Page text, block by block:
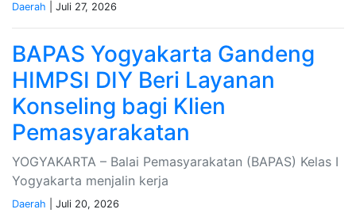
Daerah | Juli 27, 2026
BAPAS Yogyakarta Gandeng
HIMPSI DIY Beri Layanan
Konseling bagi Klien
Pemasyarakatan
YOGYAKARTA – Balai Pemasyarakatan (BAPAS) Kelas I
Yogyakarta menjalin kerja
Daerah | Juli 20, 2026